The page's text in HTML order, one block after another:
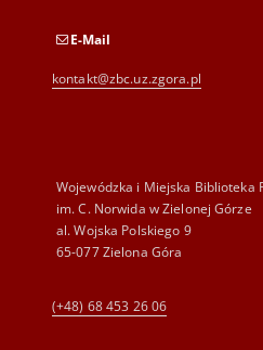
E-Mail
kontakt@zbc.uz.zgora.pl
Wojewódzka i Miejska Biblioteka
im. C. Norwida w Zielonej Górze
al. Wojska Polskiego 9
65-077 Zielona Góra
(+48) 68 453 26 06